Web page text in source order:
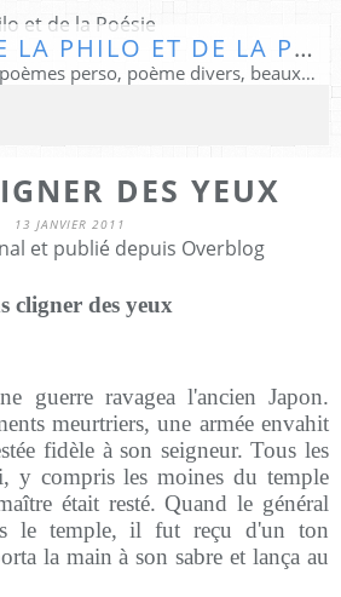
LE MONDE DE LA PHILO ET DE LA POÉSIE
Extraits de livres lus, poèmes perso, poème divers, beaux textes...
DES YEUX
13 JANVIER 2011
et publié depuis Overblog
cligner des yeux
guerre ravagea l'ancien Japon.
meurtriers, une armée envahit
fidèle à son seigneur. Tous les
y compris les moines du temple
était resté. Quand le général
le temple, il fut reçu d'un ton
la main à son sabre et lança au